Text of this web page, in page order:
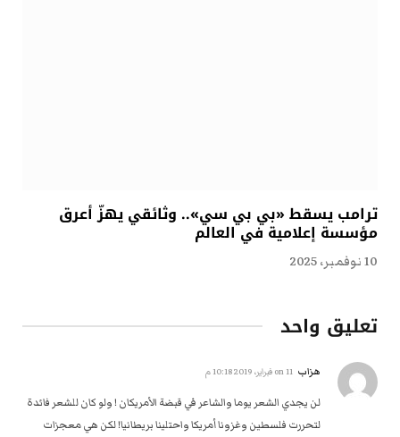
ترامب يسقط «بي بي سي».. وثائقي يهزّ أعرق
مؤسسة إعلامية في العالم
10 نوفمبر، 2025
تعليق واحد
هزاب 11 فبراير، 2019 10:18 م
لن يجدي الشعر يوما والشاعر في قبضة الأمريكان ! ولو كان للشعر فائدة
لتحررت فلسطين وغزونا أمريكا واحتلينا بريطانيا! لكن هي معجزات